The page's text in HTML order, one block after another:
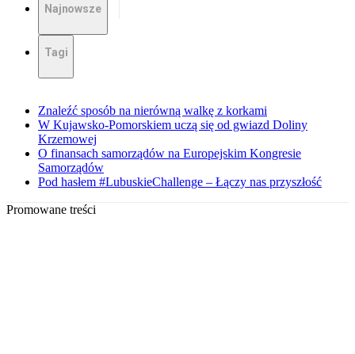
Najnowsze
Tagi
Znaleźć sposób na nierówną walkę z korkami
W Kujawsko-Pomorskiem uczą się od gwiazd Doliny
Krzemowej
O finansach samorządów na Europejskim Kongresie
Samorządów
Pod hasłem #LubuskieChallenge – Łączy nas przyszłość
Promowane treści